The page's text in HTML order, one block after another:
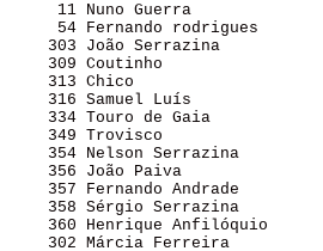
11 Nuno Guerra
54 Fernando rodrigues
303 João Serrazina
309 Coutinho
313 Chico
316 Samuel Luís
334 Touro de Gaia
349 Trovisco
354 Nelson Serrazina
356 João Paiva
357 Fernando Andrade
358 Sérgio Serrazina
360 Henrique
302 Márcia Ferreira